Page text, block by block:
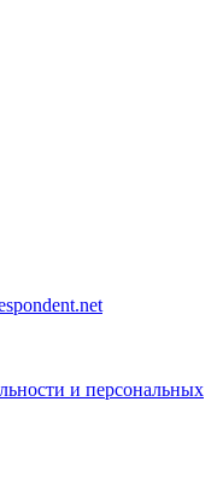
и персональных